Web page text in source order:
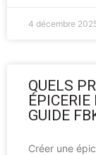
4 décembre
QUELS
GUIDE
Créer une